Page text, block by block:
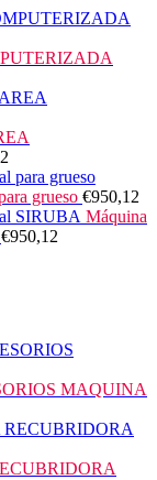
grueso €950,12
Máquina
€950,12
MAQUINA